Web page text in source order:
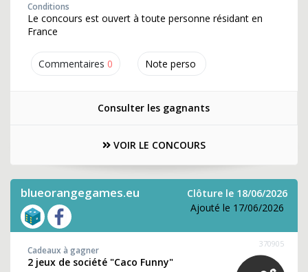
Commentaires 0 Note perso
Conditions
Le concours est ouvert à toute personne résidant en
France
Consulter les gagnants
VOIR LE CONCOURS
blueorangegames.eu
Clôture le 18/06/2026
Ajouté le 17/06/2026
370905
Cadeaux à gagner
2 jeux de société "Caco Funny"